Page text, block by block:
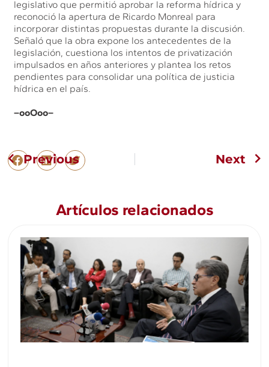
legislativo que permitió aprobar la reforma hídrica y
reconoció la apertura de Ricardo Monreal para
incorporar distintas propuestas durante la discusión.
Señaló que la obra expone los antecedentes de la
legislación, cuestiona los intentos de privatización
impulsados en años anteriores y plantea los retos
pendientes para consolidar una política de justicia
hídrica en el país.
–ooOoo–
Previous Next
Artículos relacionados